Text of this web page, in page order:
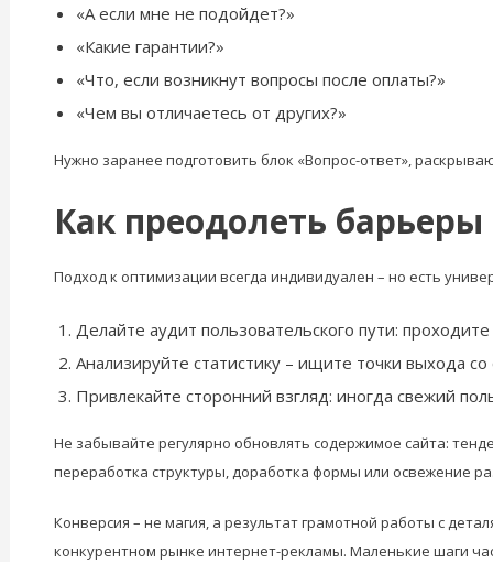
«А если мне не подойдет?»
«Какие гарантии?»
«Что, если возникнут вопросы после оплаты?»
«Чем вы отличаетесь от других?»
Нужно заранее подготовить блок «Вопрос-ответ»,
Как преодолеть
Подход к оптимизации всегда индивидуален – но есть
Делайте аудит пользовательского пути:
Анализируйте статистику – ищите точки выхода
Привлекайте сторонний взгляд: иногда свежий
Не забывайте регулярно обновлять содержимое сайта:
переработка структуры, доработка формы или освежение
Конверсия – не магия, а результат грамотной работы с
конкурентном рынке интернет-рекламы. Маленькие шаги